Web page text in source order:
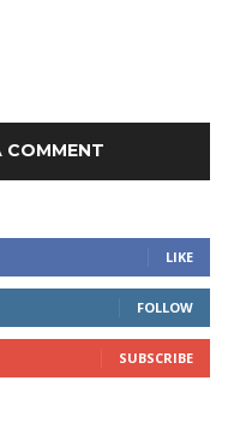
COMMENT
LIKE
FOLLOW
SUBSCRIBE